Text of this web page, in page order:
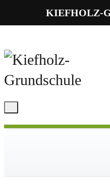
Toggle
KIEFHOLZ-